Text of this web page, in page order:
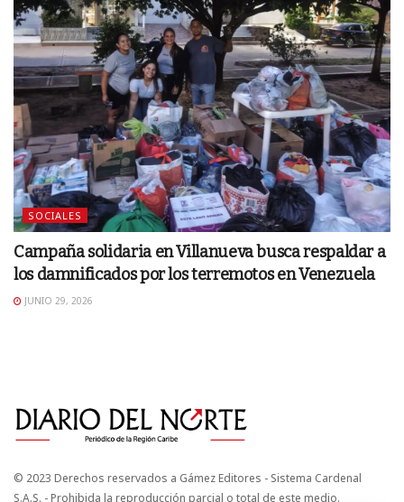
SOCIALES
Campaña solidaria en Villanueva busca respaldar a
los damnificados por los terremotos en Venezuela
JUNIO 29, 2026
© 2023 Derechos reservados a Gámez Editores - Sistema Cardenal
S.A.S. - Prohibida la reproducción parcial o total de este medio.